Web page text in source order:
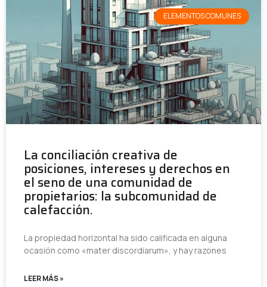
ELEMENTOS COMUNES
La conciliación creativa de
posiciones, intereses y derechos en
el seno de una comunidad de
propietarios: la subcomunidad de
calefacción.
La propiedad horizontal ha sido calificada en alguna
ocasión como «mater discordiarum», y hay razones
LEER MÁS »